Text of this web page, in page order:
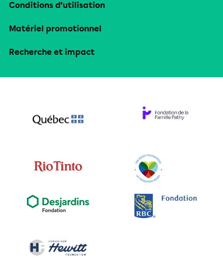
Conditions d’utilisation
Matériel promotionnel
Recherche et impact